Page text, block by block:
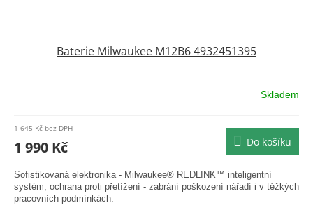
Baterie Milwaukee M12B6 4932451395
produktu
0,0
5
hvězdiček.
Skladem
1 645 Kč bez DPH
1 990 Kč Do košíku
Sofistikovaná elektronika - Milwaukee® REDLINK™ inteligentní
systém, ochrana proti přetížení - zabrání poškození nářadí i v těžkých
pracovních podmínkách.